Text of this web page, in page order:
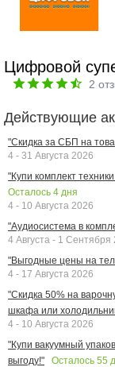
Цифровой
2
Действующие
"Скидка за СБП на
4 - 31 Августа 2026
"Купи комплект
Осталось 4 дня
4 - 10 Августа 2026
"Аудиосистема в
4 Августа - 1 Сентября
"Выгодные цены на
4 - 17 Августа 2026
"Скидка 50% на
шкафа или
4 - 10 Августа 2026
"Купи вакуумный
выгоду!"
Осталось 55